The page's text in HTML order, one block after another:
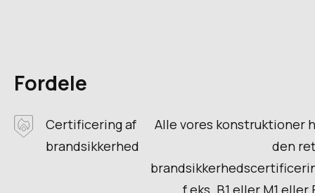
Fordele
Certificering af
brandsikkerhed
Alle vores konstruktioner
den